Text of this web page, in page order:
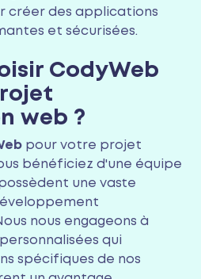
créer des applications
et sécurisées.
CodyWeb
web ?
pour votre projet
bénéficiez d'une équipe
une vaste
nous engageons à
qui
spécifiques de nos